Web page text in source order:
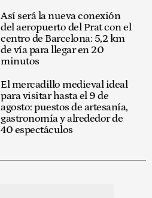
Así será la nueva conexión
del aeropuerto del Prat con el
centro de Barcelona: 5,2 km
de vía para llegar en 20
minutos
El mercadillo medieval ideal
para visitar hasta el 9 de
agosto: puestos de artesanía,
gastronomía y alrededor de
40 espectáculos